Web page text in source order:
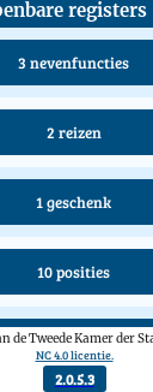
registers
3 nevenfuncties
2 reizen
1 geschenk
10 posities
3 opleidingen
Tweede Kamer der
NC 4.0 licentie.
2.0.5.3